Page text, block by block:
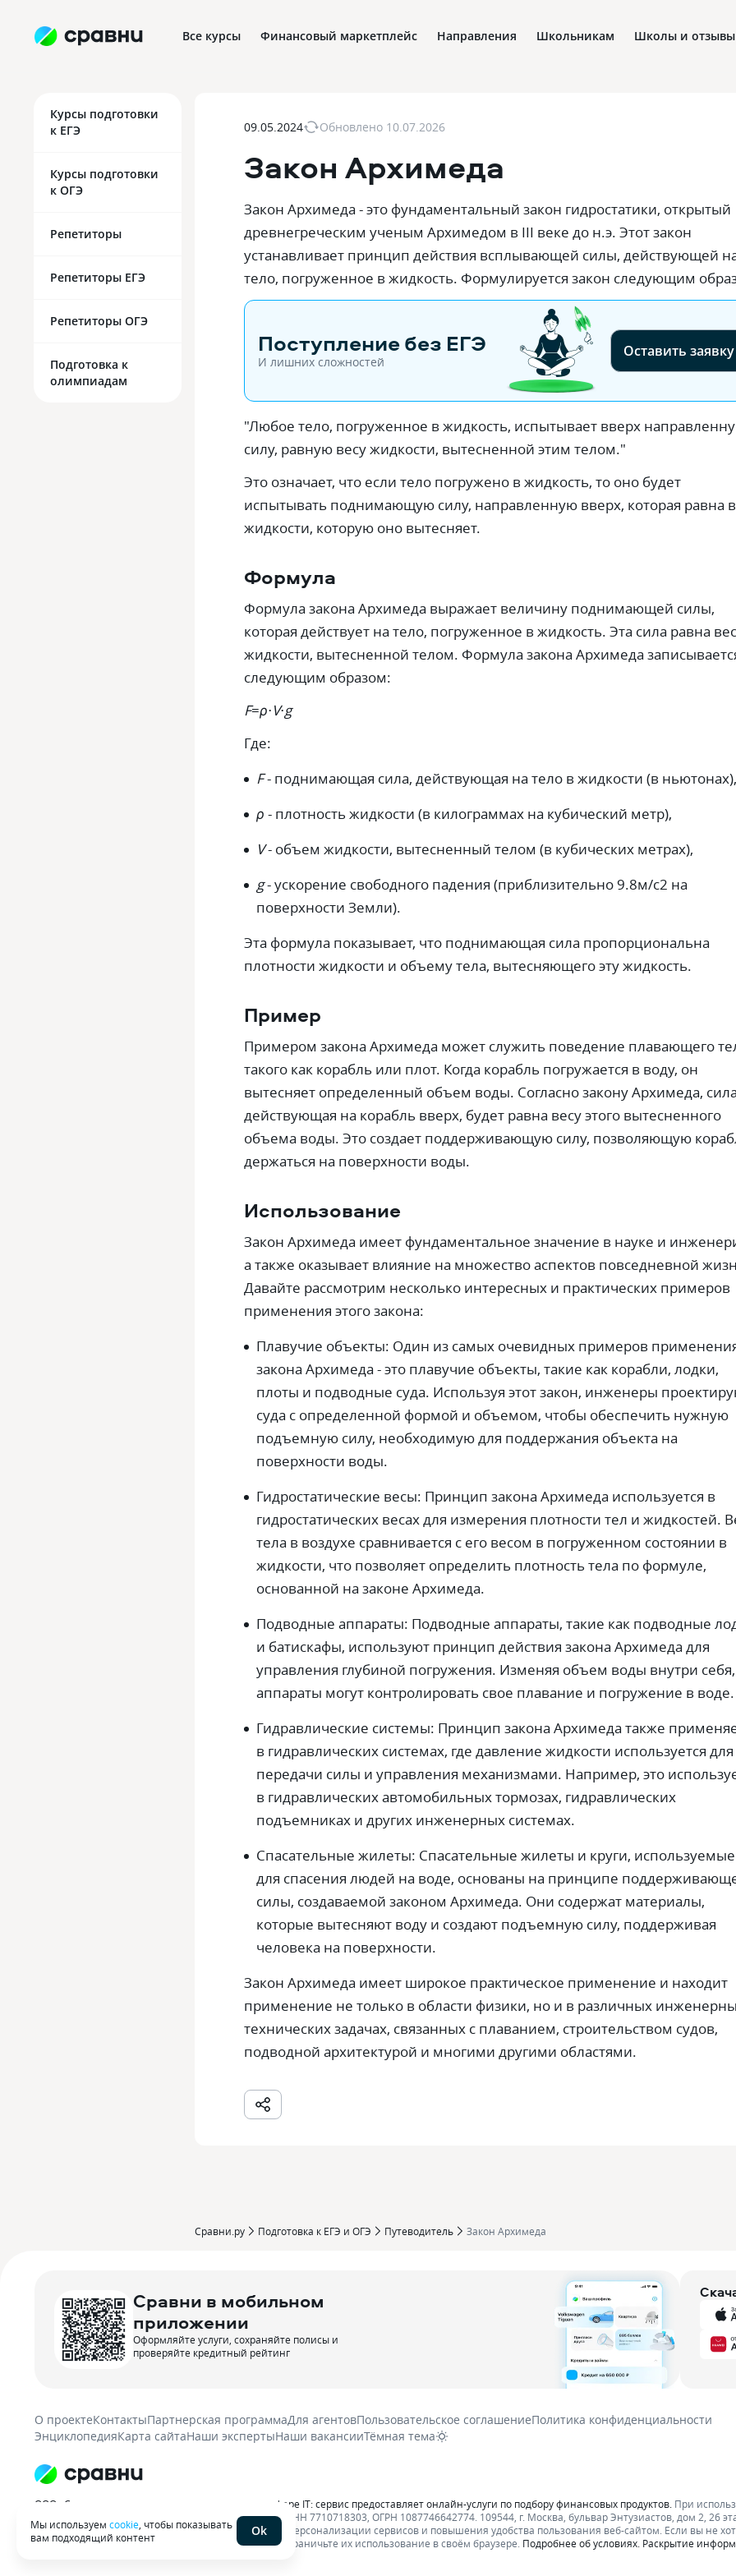
Все курсы Финансовый маркетплейс Направления Школьникам Школы и отзывы
Курсы подготовки
к ЕГЭ
Курсы подготовки
к ОГЭ
Репетиторы
Репетиторы ЕГЭ
Репетиторы ОГЭ
Подготовка к
олимпиадам
09.05.2024 Обновлено 10.07.2026
Закон Архимеда
Закон Архимеда - это фундаментальный закон гидростатики, открытый
древнегреческим ученым Архимедом в III веке до н.э. Этот закон
устанавливает принцип действия всплывающей силы, действующей
тело, погруженное в жидкость. Формулируется закон следующим
Поступление без ЕГЭ
И лишних сложностей
Оставить заявку
"Любое тело, погруженное в жидкость, испытывает вверх
силу, равную весу жидкости, вытесненной этим телом."
Это означает, что если тело погружено в жидкость, то оно будет
испытывать поднимающую силу, направленную вверх, которая равна
жидкости, которую оно вытесняет.
Формула
Формула закона Архимеда выражает величину поднимающей силы,
которая действует на тело, погруженное в жидкость. Эта сила равна
жидкости, вытесненной телом. Формула закона Архимеда
следующим образом:
F=ρ⋅V⋅g
Где:
F- поднимающая сила, действующая на тело в жидкости (в ньютонах),
ρ - плотность жидкости (в килограммах на кубический метр),
V- объем жидкости, вытесненный телом (в кубических метрах),
g- ускорение свободного падения (приблизительно 9.8м/с2 на
поверхности Земли).
Эта формула показывает, что поднимающая сила пропорциональна
плотности жидкости и объему тела, вытесняющего эту жидкость.
Пример
Примером закона Архимеда может служить поведение плавающего
такого как корабль или плот. Когда корабль погружается в воду, он
вытесняет определенный объем воды. Согласно закону Архимеда,
действующая на корабль вверх, будет равна весу этого вытесненного
объема воды. Это создает поддерживающую силу, позволяющую
держаться на поверхности воды.
Использование
Закон Архимеда имеет фундаментальное значение в науке и
а также оказывает влияние на множество аспектов повседневной
Давайте рассмотрим несколько интересных и практических примеров
применения этого закона:
Плавучие объекты: Один из самых очевидных примеров
закона Архимеда - это плавучие объекты, такие как корабли, лодки,
плоты и подводные суда. Используя этот закон, инженеры
суда с определенной формой и объемом, чтобы обеспечить нужную
подъемную силу, необходимую для поддержания объекта на
поверхности воды.
Гидростатические весы: Принцип закона Архимеда используется в
гидростатических весах для измерения плотности тел и жидкостей.
тела в воздухе сравнивается с его весом в погруженном состоянии в
жидкости, что позволяет определить плотность тела по формуле,
основанной на законе Архимеда.
Подводные аппараты: Подводные аппараты, такие как подводные
и батискафы, используют принцип действия закона Архимеда для
управления глубиной погружения. Изменяя объем воды внутри себя,
аппараты могут контролировать свое плавание и погружение в воде.
Гидравлические системы: Принцип закона Архимеда также
в гидравлических системах, где давление жидкости используется для
передачи силы и управления механизмами. Например, это
в гидравлических автомобильных тормозах, гидравлических
подъемниках и других инженерных системах.
Спасательные жилеты: Спасательные жилеты и круги, используемые
для спасения людей на воде, основаны на принципе
силы, создаваемой законом Архимеда. Они содержат материалы,
которые вытесняют воду и создают подъемную силу, поддерживая
человека на поверхности.
Закон Архимеда имеет широкое практическое применение и находит
применение не только в области физики, но и в различных
технических задачах, связанных с плаванием, строительством судов,
подводной архитектурой и многими другими областями.
Сравни.ру Подготовка к ЕГЭ и ОГЭ Путеводитель Закон Архимеда
Сравни в мобильном
приложении
Оформляйте услуги, сохраняйте полисы и
проверяйте кредитный рейтинг
О проектеКонтактыПартнерская программаДля агентовПользовательское соглашениеПолитика конфиденциальности
ЭнциклопедияКарта сайтаНаши экспертыНаши вакансииТёмная тема
ООО «Сравни.ру» осуществляет деятельность в сфере IT: сервис предоставляет онлайн-услуги по подбору финансовых продуктов. При
материалов гиперссылка на sravni.ru обязательна. ИНН 7710718303, ОГРН 1087746642774. 109544, г. Москва, бульвар Энтузиастов, дом 2, 26
ООО «Сравни.ру» использует файлы cookie
с целью персонализации сервисов и повышения удобства пользования веб-сайтом. Если вы не
ваши пользовательские данные обрабатывались, ограничьте их использование в своём браузере. Подробнее об условиях. Раскрытие
Мы используем cookie , чтобы показывать
вам подходящий контент
Ok